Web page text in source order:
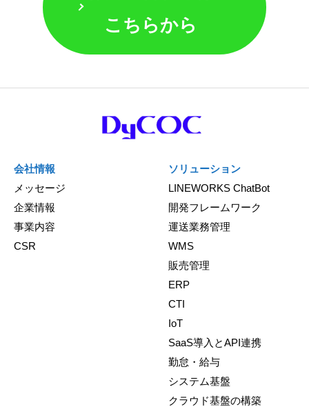
こちらから
会社情報
メッセージ
企業情報
事業内容
CSR
ソリューション
LINEWORKS ChatBot
開発フレームワーク
運送業務管理
WMS
販売管理
ERP
CTI
IoT
SaaS導入とAPI連携
勤怠・給与
システム基盤
クラウド基盤の構築